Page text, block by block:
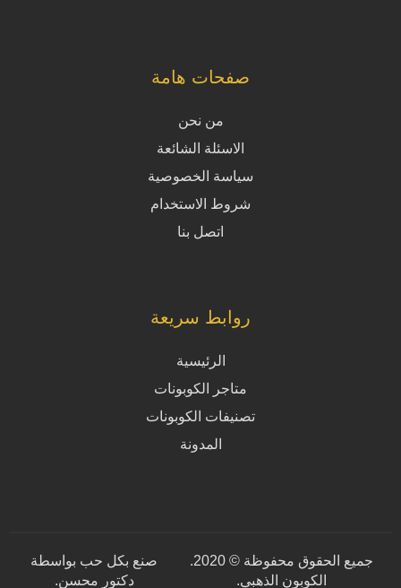
صفحات هامة
من نحن
الاسئلة الشائعة
سياسة الخصوصية
شروط الاستخدام
اتصل بنا
روابط سريعة
الرئيسية
متاجر الكوبونات
تصنيفات الكوبونات
المدونة
جميع الحقوق محفوظة © 2020.
الكوبون الذهبي.
صنع بكل حب بواسطة
دكتور محسن.